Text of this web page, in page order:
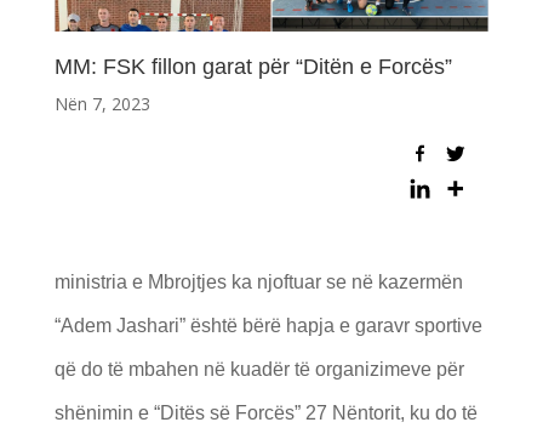
MM: FSK fillon garat për “Ditën e Forcës”
Nën 7, 2023
ministria e Mbrojtjes ka njoftuar se në kazermën
“Adem Jashari” është bërë hapja e garavr sportive
që do të mbahen në kuadër të organizimeve për
shënimin e “Ditës së Forcës” 27 Nëntorit, ku do të